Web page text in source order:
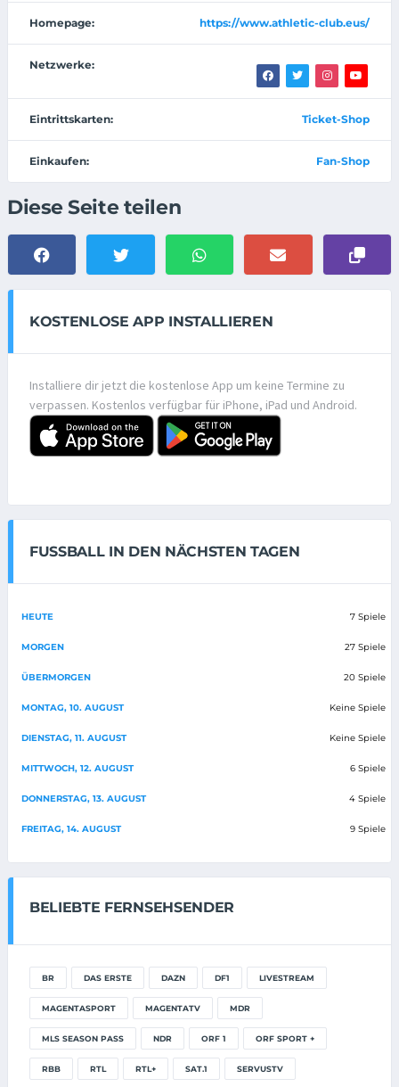
Homepage: https://www.athletic-club.eus/
Netzwerke:
Eintrittskarten: Ticket-Shop
Einkaufen: Fan-Shop
Diese Seite teilen
KOSTENLOSE APP INSTALLIEREN
Installiere dir jetzt die kostenlose App um keine Termine zu
verpassen. Kostenlos verfügbar für iPhone, iPad und Android.
FUSSBALL IN DEN NÄCHSTEN TAGEN
HEUTE 7 Spiele
MORGEN 27 Spiele
ÜBERMORGEN 20 Spiele
MONTAG, 10. AUGUST Keine Spiele
DIENSTAG, 11. AUGUST Keine Spiele
MITTWOCH, 12. AUGUST 6 Spiele
DONNERSTAG, 13. AUGUST 4 Spiele
FREITAG, 14. AUGUST 9 Spiele
BELIEBTE FERNSEHSENDER
BR DAS ERSTE DAZN DF1 LIVESTREAM
MAGENTASPORT MAGENTATV MDR
MLS SEASON PASS NDR ORF 1 ORF SPORT +
RBB RTL RTL+ SAT.1 SERVUSTV